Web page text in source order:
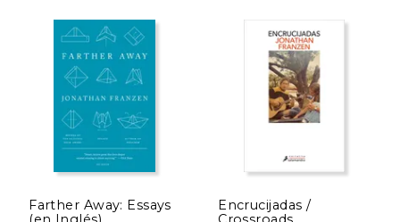
Farther Away: Essays
Encrucijadas /